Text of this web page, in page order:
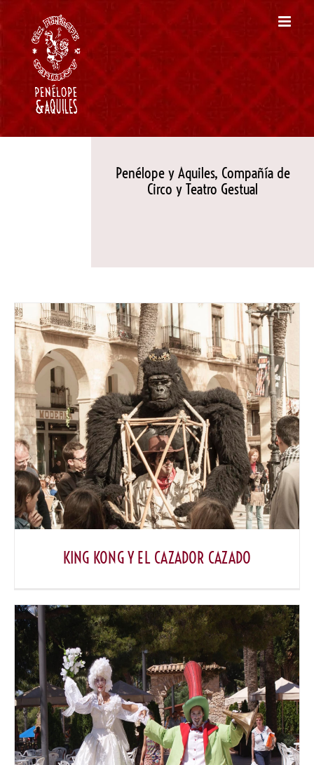
to
content
Penélope y Aquiles, Compañía de
Circo y Teatro Gestual
KING KONG Y EL CAZADOR CAZADO